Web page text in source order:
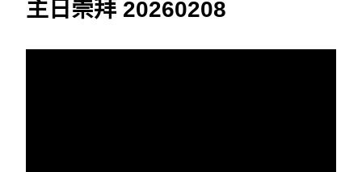
主日崇拜 20260208